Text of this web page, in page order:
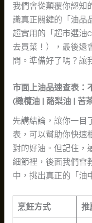
我們會從顛覆你認知
識真正關鍵的「油品
超實用的「超市選油
去買菜！），最後還
問。準備好了嗎？讓
市面上油品速查表：
(橄欖油 | 酪梨油 | 苦
先講結論，讓你一目
表，可以幫助你快速
對的好油。但記住，
細節裡，後面我們會
中，挑出真正的「油
烹飪方式 推